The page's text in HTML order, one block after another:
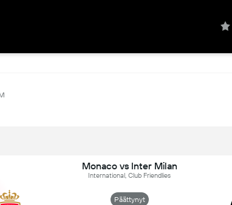
Monaco vs Inter Milan
International, Club Friendlies
Päättynyt